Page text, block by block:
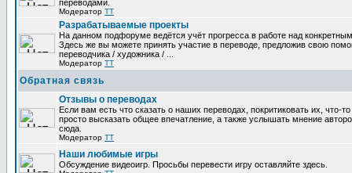
переводами.
Модератор TT
Разрабатываемые проекты
На данном подфоруме ведётся учёт прогресса в работе над
Здесь же вы можете принять участие в переводе, предложив свою
переводчика / художника / ...
Модератор TT
Обратная связь
Отзывы о переводах
Если вам есть что сказать о наших переводах, покритиковать их, что-
просто высказать общее впечатление, а также услышать мнение
сюда.
Модератор TT
Наши любимые игры
Обсуждение видеоигр. Просьбы перевести игру оставляйте здесь.